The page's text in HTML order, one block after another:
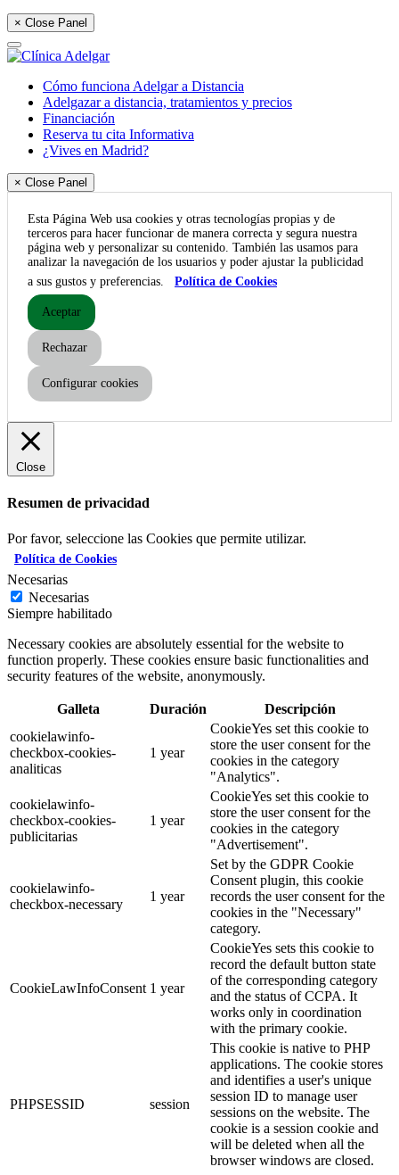
× Close Panel
Cómo funciona Adelgar a Distancia
Adelgazar a distancia, tratamientos y precios
Financiación
Reserva tu cita Informativa
¿Vives en Madrid?
× Close Panel
Esta Página Web usa cookies y otras tecnologías propias y de
terceros para hacer funcionar de manera correcta y segura nuestra
página web y personalizar su contenido. También las usamos para
analizar la navegación de los usuarios y poder ajustar la publicidad
a sus gustos y preferencias.
Política de Cookies
Aceptar
Rechazar
Configurar cookies
Close
Resumen de privacidad
Por favor, seleccione las Cookies que permite utilizar.
Política de Cookies
Necesarias
Necesarias
Siempre habilitado
Necessary cookies are absolutely essential for the website to
function properly. These cookies ensure basic functionalities and
security features of the website, anonymously.
Galleta Duración
Descripción
cookielawinfo-
checkbox-cookies-
analiticas
1 year
CookieYes set this cookie to
store the user consent for the
cookies in the category
"Analytics".
cookielawinfo-
checkbox-cookies-
publicitarias
1 year
CookieYes set this cookie to
store the user consent for the
cookies in the category
"Advertisement".
cookielawinfo-
checkbox-necessary
1 year
Set by the GDPR Cookie
Consent plugin, this cookie
records the user consent for the
cookies in the "Necessary"
category.
CookieLawInfoConsent 1 year
CookieYes sets this cookie to
record the default button state
of the corresponding category
and the status of CCPA. It
works only in coordination
with the primary cookie.
PHPSESSID session
This cookie is native to PHP
applications. The cookie stores
and identifies a user's unique
session ID to manage user
sessions on the website. The
cookie is a session cookie and
will be deleted when all the
browser windows are closed.